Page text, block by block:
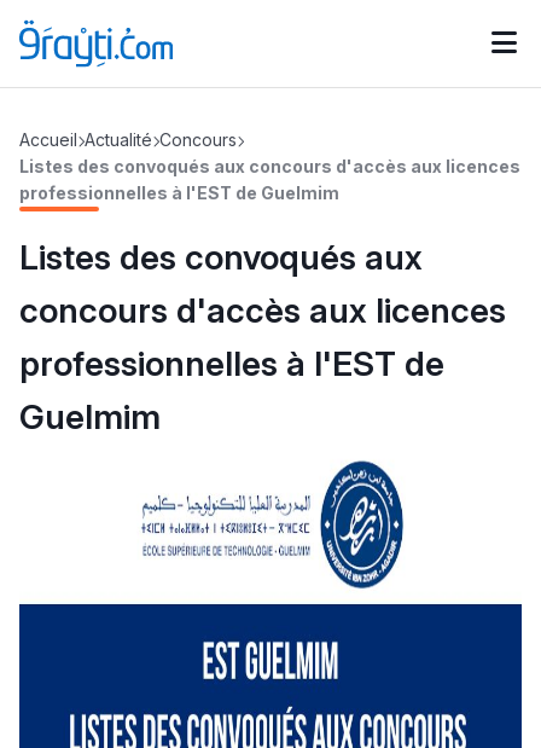
Catégories
d'actualités
Calendrier des concours
Accueil Actualité Concours
Listes des convoqués aux concours d'accès aux licences
professionnelles à l'EST de Guelmim
Listes des convoqués aux
concours d'accès aux licences
professionnelles à l'EST de
Guelmim